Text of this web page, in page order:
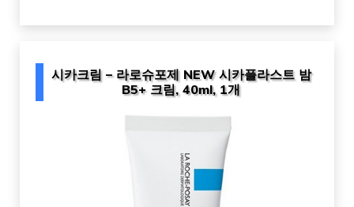
시카크림 – 라로슈포제 NEW 시카플라스트 밤
B5+ 크림, 40ml, 1개